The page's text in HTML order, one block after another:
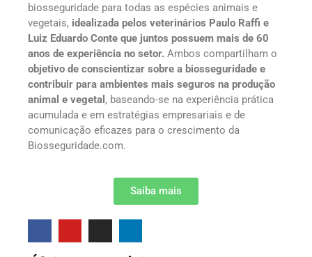
biosseguridade para todas as espécies animais e
vegetais, idealizada pelos veterinários Paulo Raffi e
Luiz Eduardo Conte que juntos possuem mais de 60
anos de experiência no setor. Ambos compartilham o
objetivo de conscientizar sobre a biosseguridade e
contribuir para ambientes mais seguros na produção
animal e vegetal , baseando-se na experiência prática
acumulada e em estratégias empresariais e de
comunicação eficazes para o crescimento da
Biosseguridade.com.
Saiba mais